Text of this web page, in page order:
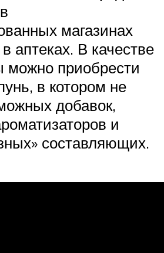
магазинах
аптеках. В качестве
можно приобрести
в котором не
добавок,
и
составляющих.